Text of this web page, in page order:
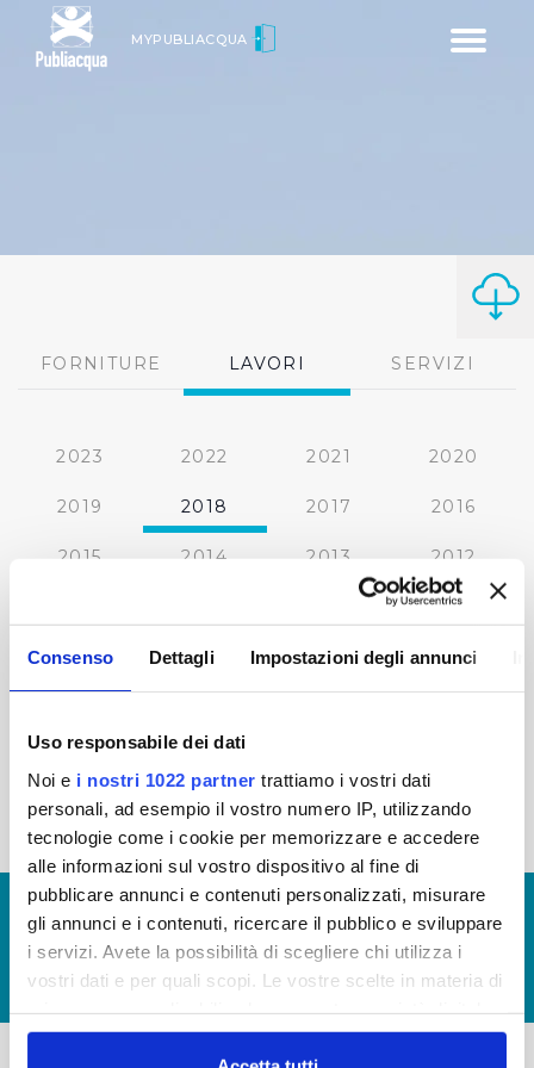
Consenso Dettagli Impostazioni degli annunci
Uso responsabile dei dati
Noi e i nostri 1022 partner trattiamo i vostri dati
personali, ad esempio il vostro numero IP, utilizzando
tecnologie come i cookie per memorizzare e accedere
alle informazioni sul vostro dispositivo al fine di
pubblicare annunci e contenuti personalizzati, misurare
gli annunci e i contenuti, ricercare il pubblico e sviluppare
i servizi. Avete la possibilità di scegliere chi utilizza i
vostri dati e per quali scopi. Le vostre scelte in materia di
in cui avete effettuato le vostre scelte. È possibile
Toggle
MYPUBLIACQUA
FORNITURE LAVORI SERVIZI
2023 2022 2021 2020
2019 2018 2017 2016
2015 2014 2013 2012
2008
2007 2006 2005
« prima ‹ precedente 1 2 3
6
7 8
© Copyright 2017 - 2026
GLOSSARIO
GIUDICA IL SERVIZIO
LAVORA CON NOI